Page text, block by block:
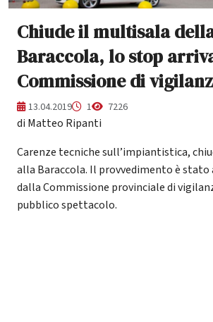
Chiude il multisala
Baraccola, lo stop
Commissione di
13.04.2019 1 7226
di Matteo Ripanti
Carenze tecniche sull’impiantistica,
alla Baraccola. Il provvedimento è
dalla Commissione provinciale di
pubblico spettacolo.